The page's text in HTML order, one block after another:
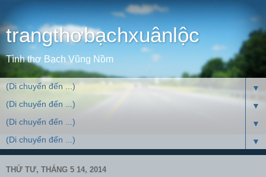
trangthơbạchxuânlộc
Tình thơ Bạch Vũng Nồm
▼
▼
▼
▼
THỨ TƯ, THÁNG 5 14, 2014